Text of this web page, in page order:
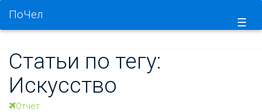
☰
ПоЧел
Статьи по тегу:
Искусство
Отчет